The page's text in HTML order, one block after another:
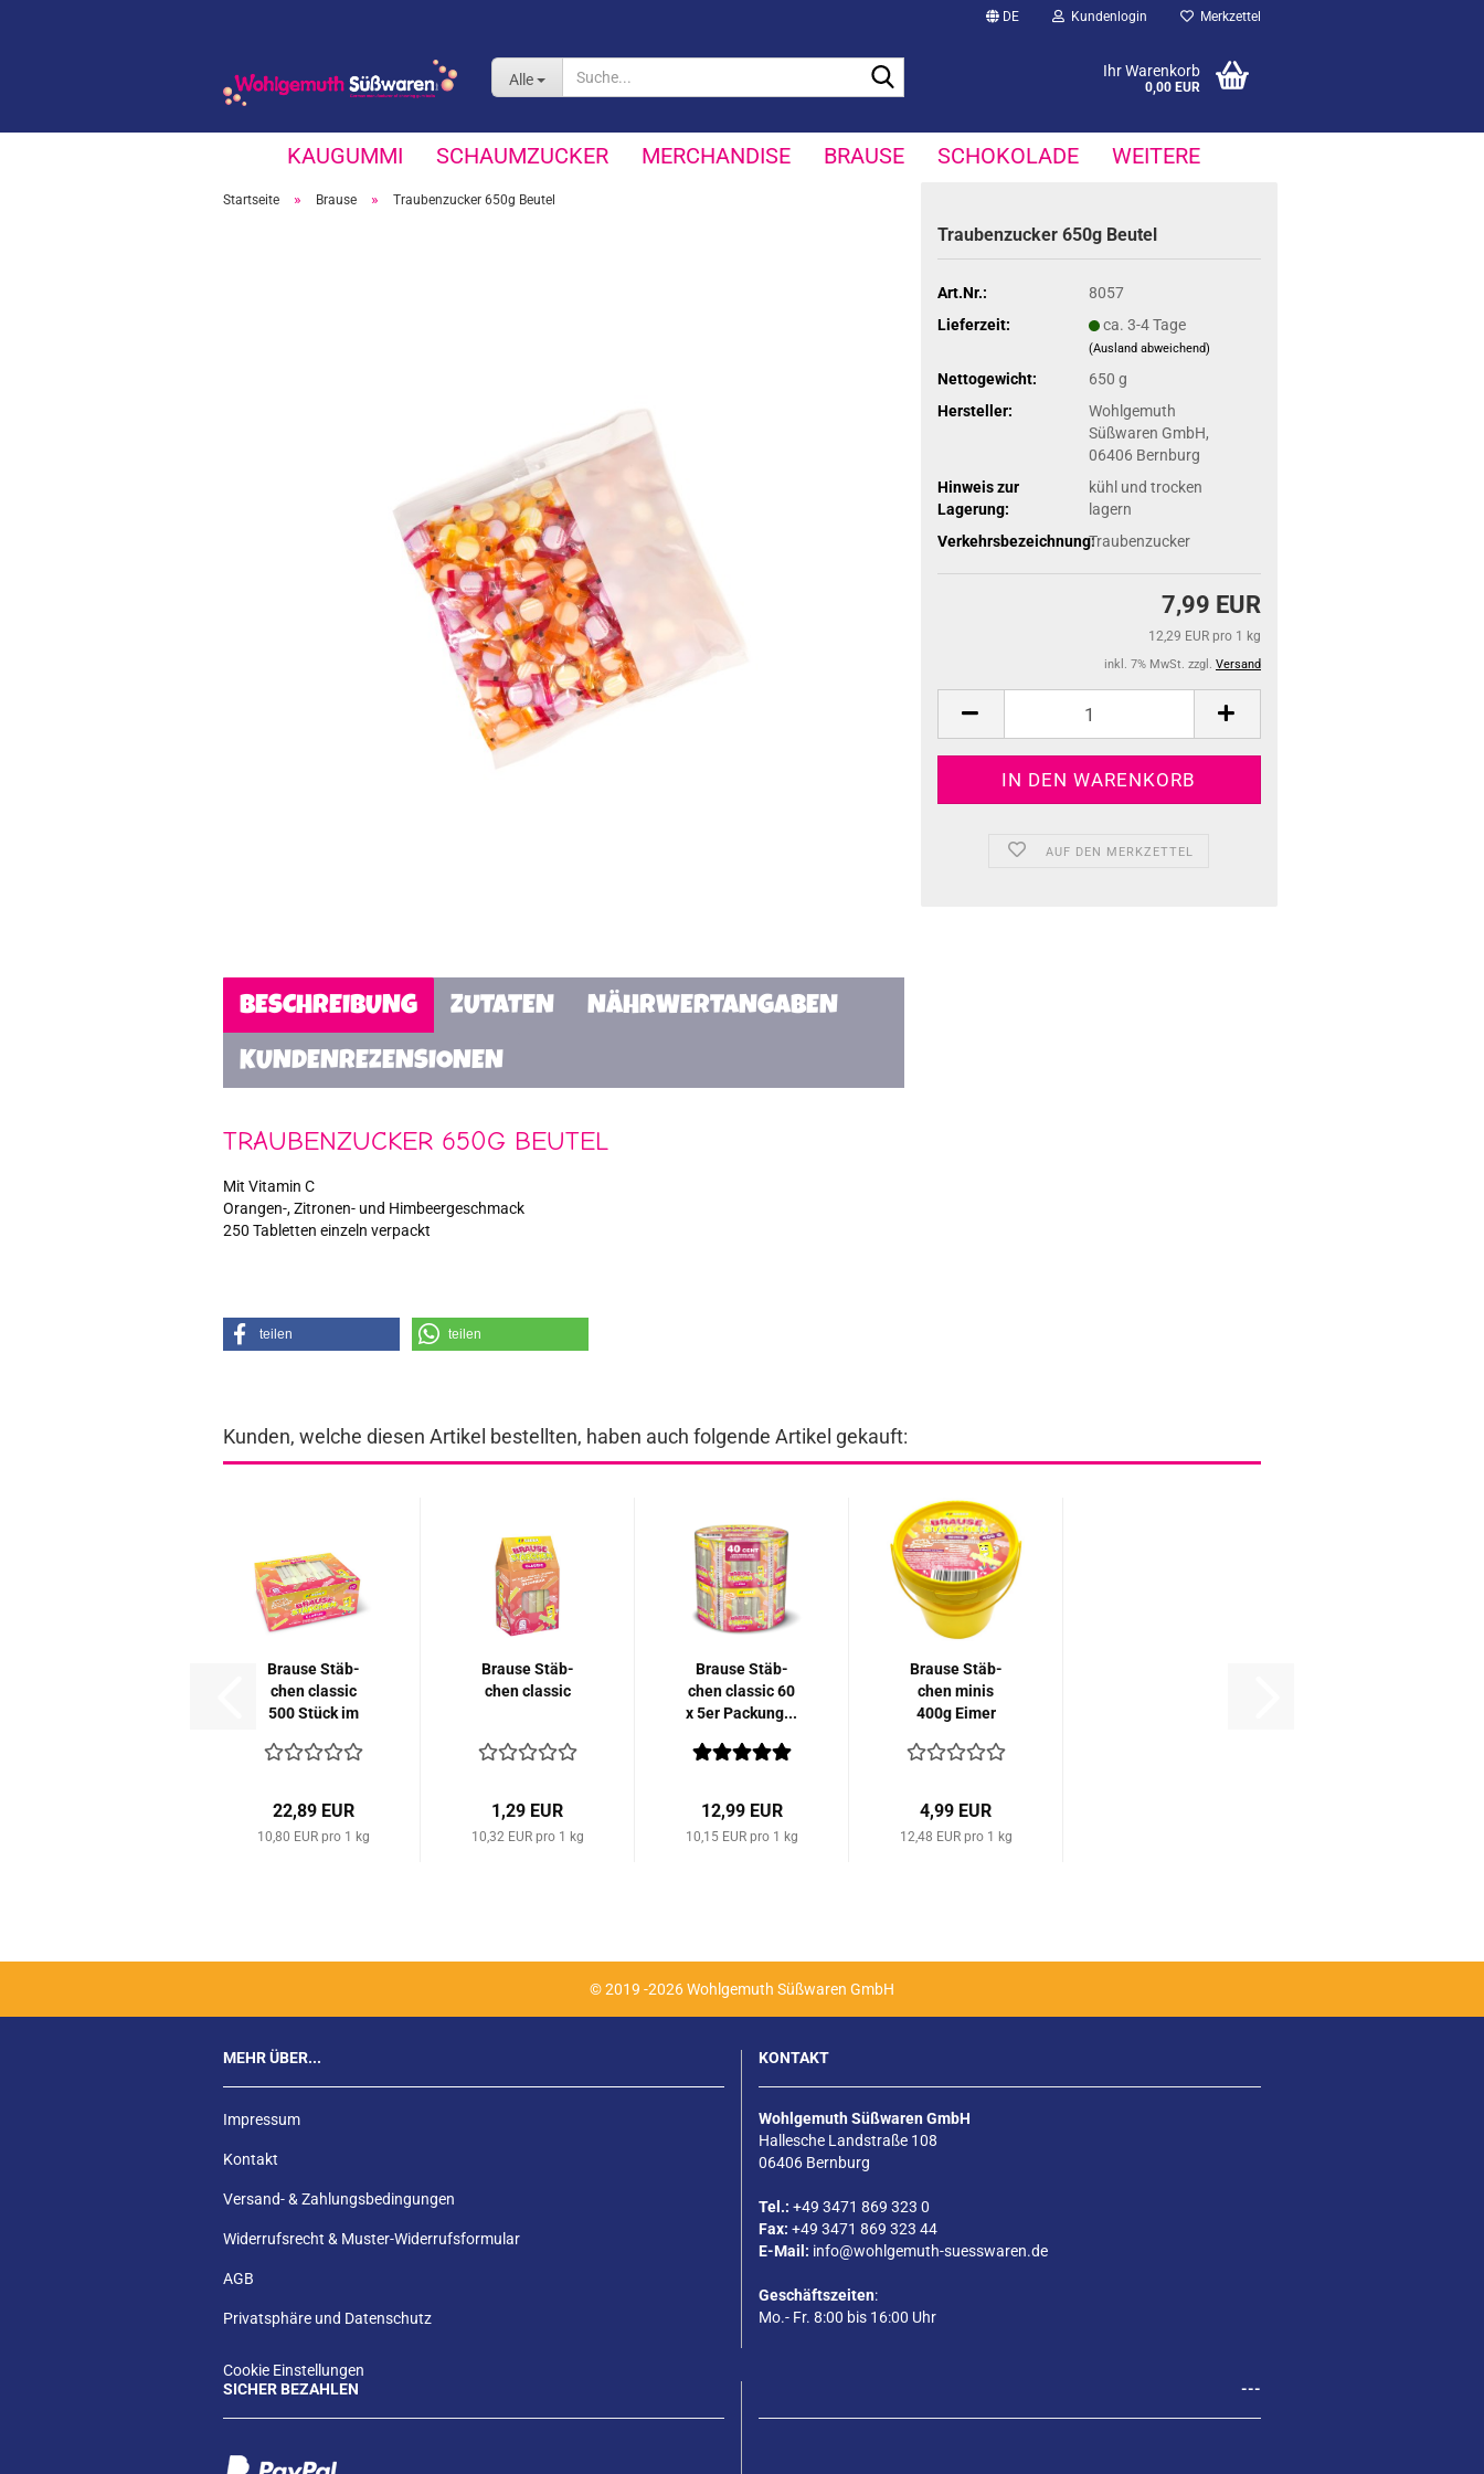
DE Kundenlogin Merkzettel
Alle Ihr Warenkorb
0,00 EUR
KAUGUMMI SCHAUMZUCKER MERCHANDISE BRAUSE SCHOKOLADE WEITERE
Startseite » Brause » Traubenzucker 650g Beutel
Trau­ben­zu­cker 650g Beu­tel
Art.Nr.:
8057
Lieferzeit:
ca. 3-4 Tage
(Ausland abweichend)
Nettogewicht:
650 g
Hersteller:
Wohlgemuth
Süßwaren GmbH,
06406 Bernburg
Hinweis zur
Lagerung:
kühl und trocken
lagern
Verkehrsbezeichnung:Traubenzucker
7,99 EUR
12,29 EUR pro 1 kg
inkl. 7% MwSt. zzgl. Versand
AUF DEN MERKZETTEL
BESCHREIBUNG ZUTATEN NÄHRWERTANGABEN
KUNDENREZENSIONEN
TRAUBENZUCKER 650G BEUTEL
Mit Vitamin C
Orangen-, Zitronen- und Himbeergeschmack
250 Tabletten einzeln verpackt
teilen teilen
Kunden, welche diesen Artikel bestellten, haben auch folgende Artikel gekauft:
Brau­se Stäb­
chen clas­sic
500 Stück im
22,89 EUR
10,80 EUR pro 1 kg
Brau­se Stäb­
chen clas­sic
1,29 EUR
10,32 EUR pro 1 kg
Brau­se Stäb­
chen clas­sic 60
x 5er Pa­ckung...
12,99 EUR
10,15 EUR pro 1 kg
Brau­se Stäb­
chen minis
400g Eimer
4,99 EUR
12,48 EUR pro 1 kg
© 2019 -2026 Wohlgemuth Süßwaren GmbH
MEHR ÜBER...
Impressum
Kontakt
Versand- & Zahlungsbedingungen
Widerrufsrecht & Muster-Widerrufsformular
AGB
Privatsphäre und Datenschutz
Cookie Einstellungen
KONTAKT
Wohlgemuth Süßwaren GmbH
Hallesche Landstraße 108
06406 Bernburg
Tel.: +49 3471 869 323 0
Fax: +49 3471 869 323 44
E-Mail: info@wohlgemuth-suesswaren.de
Geschäftszeiten:
Mo.- Fr. 8:00 bis 16:00 Uhr
SICHER BEZAHLEN ---